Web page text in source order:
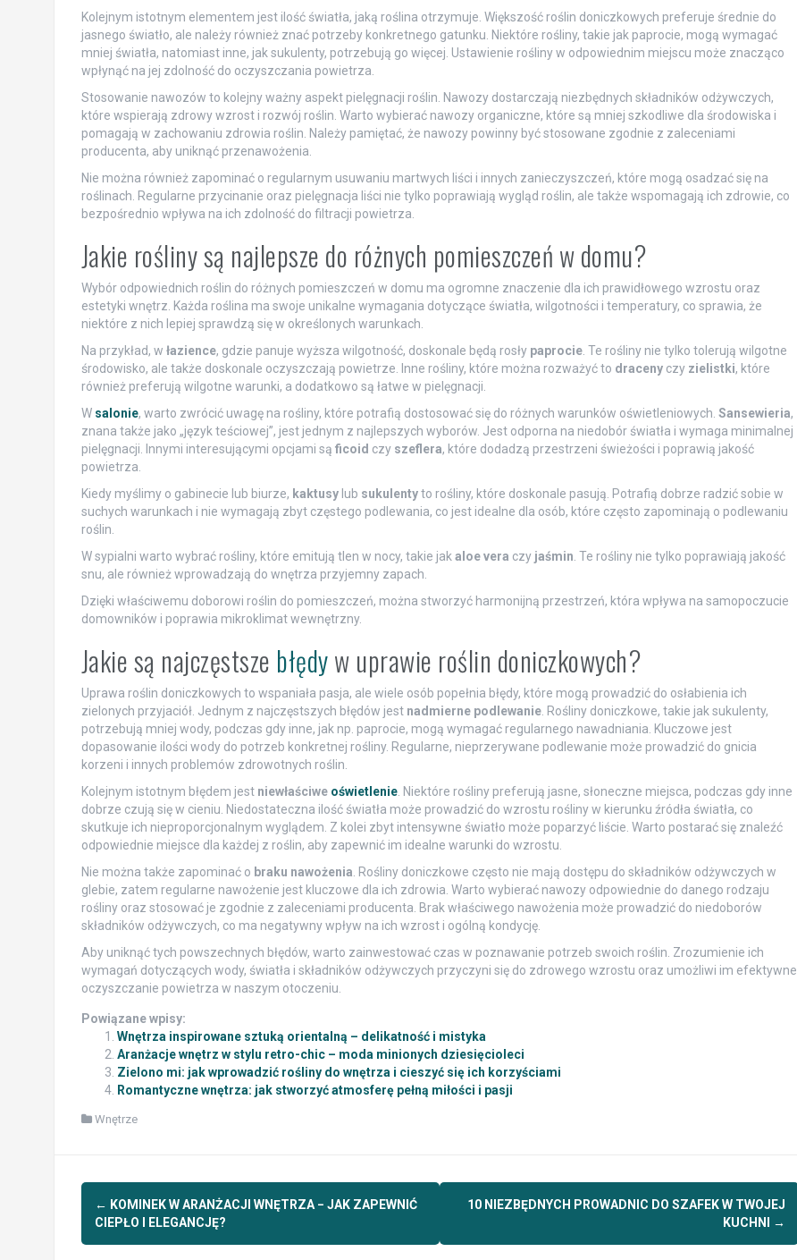
Kolejnym istotnym elementem jest ilość światła, jaką roślina otrzymuje. Większość roślin doniczkowych preferuje średnie do
jasnego światło, ale należy również znać potrzeby konkretnego gatunku. Niektóre rośliny, takie jak paprocie, mogą wymagać
mniej światła, natomiast inne, jak sukulenty, potrzebują go więcej. Ustawienie rośliny w odpowiednim miejscu może znacząco
wpłynąć na jej zdolność do oczyszczania powietrza.
Stosowanie nawozów to kolejny ważny aspekt pielęgnacji roślin. Nawozy dostarczają niezbędnych składników odżywczych,
które wspierają zdrowy wzrost i rozwój roślin. Warto wybierać nawozy organiczne, które są mniej szkodliwe dla środowiska i
pomagają w zachowaniu zdrowia roślin. Należy pamiętać, że nawozy powinny być stosowane zgodnie z zaleceniami
producenta, aby uniknąć przenawożenia.
Nie można również zapominać o regularnym usuwaniu martwych liści i innych zanieczyszczeń, które mogą osadzać się na
roślinach. Regularne przycinanie oraz pielęgnacja liści nie tylko poprawiają wygląd roślin, ale także wspomagają ich zdrowie, co
bezpośrednio wpływa na ich zdolność do filtracji powietrza.
Jakie rośliny są najlepsze do różnych pomieszczeń w domu?
Wybór odpowiednich roślin do różnych pomieszczeń w domu ma ogromne znaczenie dla ich prawidłowego wzrostu oraz
estetyki wnętrz. Każda roślina ma swoje unikalne wymagania dotyczące światła, wilgotności i temperatury, co sprawia, że
niektóre z nich lepiej sprawdzą się w określonych warunkach.
Na przykład, w łazience, gdzie panuje wyższa wilgotność, doskonale będą rosły paprocie. Te rośliny nie tylko tolerują wilgotne
środowisko, ale także doskonale oczyszczają powietrze. Inne rośliny, które można rozważyć to dracenyczy zielistki, które
również preferują wilgotne warunki, a dodatkowo są łatwe w pielęgnacji.
W salonie, warto zwrócić uwagę na rośliny, które potrafią dostosować się do różnych warunków oświetleniowych. Sansewieria,
znana także jako „język teściowej”, jest jednym z najlepszych wyborów. Jest odporna na niedobór światła i wymaga minimalnej
pielęgnacji. Innymi interesującymi opcjami są ficoid czy szeflera, które dodadzą przestrzeni świeżości i poprawią jakość
powietrza.
Kiedy myślimy o gabinecie lub biurze, kaktusylub sukulentyto rośliny, które doskonale pasują. Potrafią dobrze radzić sobie w
suchych warunkach i nie wymagają zbyt częstego podlewania, co jest idealne dla osób, które często zapominają o podlewaniu
roślin.
W sypialni warto wybrać rośliny, które emitują tlen w nocy, takie jakaloe vera czy jaśmin. Te rośliny nie tylko poprawiają jakość
snu, ale również wprowadzają do wnętrza przyjemny zapach.
Dzięki właściwemu doborowi roślin do pomieszczeń, można stworzyć harmonijną przestrzeń, która wpływa na samopoczucie
domowników i poprawia mikroklimat wewnętrzny.
Jakie są najczęstsze błędyw uprawie roślin doniczkowych?
Uprawa roślin doniczkowych to wspaniała pasja, ale wiele osób popełnia błędy, które mogą prowadzić do osłabienia ich
zielonych przyjaciół. Jednym z najczęstszych błędów jest nadmierne podlewanie. Rośliny doniczkowe, takie jak sukulenty,
potrzebują mniej wody, podczas gdy inne, jak np. paprocie, mogą wymagać regularnego nawadniania. Kluczowe jest
dopasowanie ilości wody do potrzeb konkretnej rośliny. Regularne, nieprzerywane podlewanie może prowadzić do gnicia
korzeni i innych problemów zdrowotnych roślin.
Kolejnym istotnym błędem jest niewłaściwe oświetlenie. Niektóre rośliny preferują jasne, słoneczne miejsca, podczas gdy inne
dobrze czują się w cieniu. Niedostateczna ilość światła może prowadzić do wzrostu rośliny w kierunku źródła światła, co
skutkuje ich nieproporcjonalnym wyglądem. Z kolei zbyt intensywne światło może poparzyć liście. Warto postarać się znaleźć
odpowiednie miejsce dla każdej z roślin, aby zapewnić im idealne warunki do wzrostu.
Nie można także zapominać o braku nawożenia. Rośliny doniczkowe często nie mają dostępu do składników odżywczych w
glebie, zatem regularne nawożenie jest kluczowe dla ich zdrowia. Warto wybierać nawozy odpowiednie do danego rodzaju
rośliny oraz stosować je zgodnie z zaleceniami producenta. Brak właściwego nawożenia może prowadzić do niedoborów
składników odżywczych, co ma negatywny wpływ na ich wzrost i ogólną kondycję.
Aby uniknąć tych powszechnych błędów, warto zainwestować czas w poznawanie potrzeb swoich roślin. Zrozumienie ich
wymagań dotyczących wody, światła i składników odżywczych przyczyni się do zdrowego wzrostu oraz umożliwi im efektywne
oczyszczanie powietrza w naszym otoczeniu.
Powiązane wpisy:
Wnętrza inspirowane sztuką orientalną – delikatność i mistyka
Aranżacje wnętrz w stylu retro-chic – moda minionych dziesięcioleci
Zielono mi: jak wprowadzić rośliny do wnętrza i cieszyć się ich korzyściami
Romantyczne wnętrza: jak stworzyć atmosferę pełną miłości i pasji
Wnętrze
Post
navigation
← KOMINEK W ARANŻACJI WNĘTRZA − JAK ZAPEWNIĆ
CIEPŁO I ELEGANCJĘ?
10 NIEZBĘDNYCH PROWADNIC DO SZAFEK W TWOJEJ
KUCHNI
→